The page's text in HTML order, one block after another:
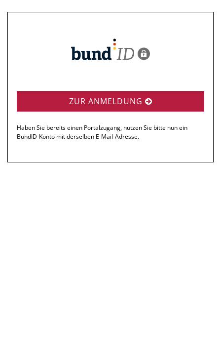
ZUR ANMELDUNG
Haben Sie bereits einen Portalzugang, nutzen Sie bitte nun ein
BundID-Konto mit derselben E-Mail-Adresse.